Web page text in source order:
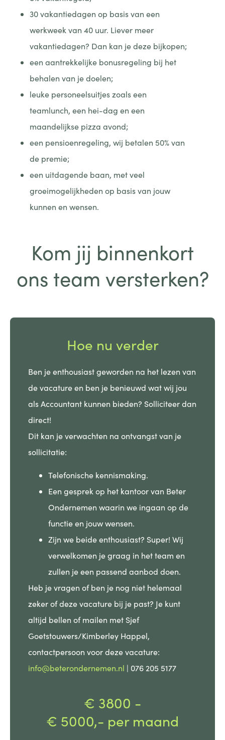
30 vakantiedagen op basis van een
werkweek van 40 uur. Liever meer
vakantiedagen? Dan kan je deze bijkopen;
een aantrekkelijke bonusregeling bij het
behalen van je doelen;
leuke personeelsuitjes zoals een
teamlunch, een hei-dag en een
maandelijkse pizza avond;
een pensioenregeling, wij betalen 50% van
de premie;
een uitdagende baan, met veel
groeimogelijkheden op basis van jouw
kunnen en wensen.
Kom jij binnenkort
ons team versterken?
Hoe nu verder
Ben je enthousiast geworden na het lezen van
de vacature en ben je benieuwd wat wij jou
als Accountant kunnen bieden? Solliciteer dan
direct!
Dit kan je verwachten na ontvangst van je
sollicitatie:
Telefonische kennismaking.
Een gesprek op het kantoor van Beter
Ondernemen waarin we ingaan op de
functie en jouw wensen.
Zijn we beide enthousiast? Super! Wij
verwelkomen je graag in het team en
zullen je een passend aanbod doen.
Heb je vragen of ben je nog niet helemaal
zeker of deze vacature bij je past? Je kunt
altijd bellen of mailen met Sjef
Goetstouwers/Kimberley Happel,
contactpersoon voor deze vacature:
info@beterondernemen.nl | 076 205 5177
€ 3800 -
€ 5000,- per maand